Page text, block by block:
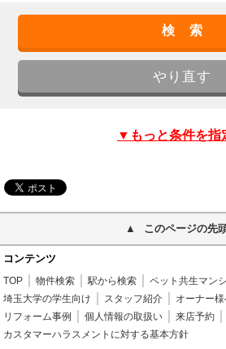
▼もっと条件を指
このページの先
コンテンツ
TOP 物件検索 駅から検索
ペット共生マン
埼玉大学の学生向け
スタッフ紹介 オーナー
リフォーム事例
個人情報の取扱い
来店予約
カスタマーハラスメントに対する基本方針